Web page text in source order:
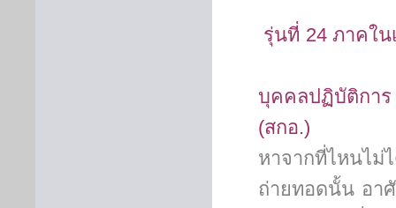
รุ่นที่ 24 ภาค
บุคคลปฏิบัติก
(สก
หาจากที่ไหน
ถ่ายทอดนั้น อา